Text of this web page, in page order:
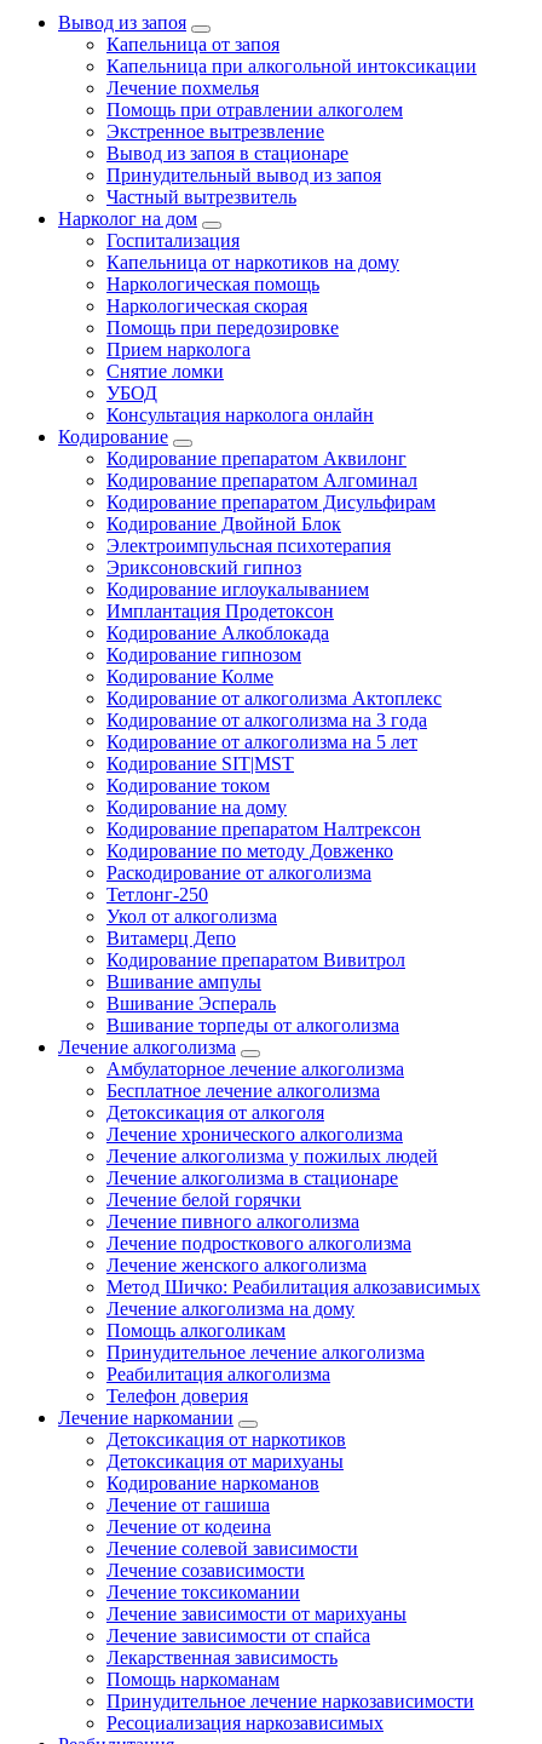
Вывод из запоя
Капельница от запоя
Капельница при алкогольной интоксикации
Лечение похмелья
Помощь при отравлении алкоголем
Экстренное вытрезвление
Вывод из запоя в стационаре
Принудительный вывод из запоя
Частный вытрезвитель
Нарколог на дом
Госпитализация
Капельница от наркотиков на дому
Наркологическая помощь
Наркологическая скорая
Помощь при передозировке
Прием нарколога
Снятие ломки
УБОД
Консультация нарколога онлайн
Кодирование
Кодирование препаратом Аквилонг
Кодирование препаратом Алгоминал
Кодирование препаратом Дисульфирам
Кодирование Двойной Блок
Электроимпульсная психотерапия
Эриксоновский гипноз
Кодирование иглоукалыванием
Имплантация Продетоксон
Кодирование Алкоблокада
Кодирование гипнозом
Кодирование Колме
Кодирование от алкоголизма Актоплекс
Кодирование от алкоголизма на 3 года
Кодирование от алкоголизма на 5 лет
Кодирование SIT|MST
Кодирование током
Кодирование на дому
Кодирование препаратом Налтрексон
Кодирование по методу Довженко
Раскодирование от алкоголизма
Тетлонг-250
Укол от алкоголизма
Витамерц Депо
Кодирование препаратом Вивитрол
Вшивание ампулы
Вшивание Эспераль
Вшивание торпеды от алкоголизма
Лечение алкоголизма
Амбулаторное лечение алкоголизма
Бесплатное лечение алкоголизма
Детоксикация от алкоголя
Лечение хронического алкоголизма
Лечение алкоголизма у пожилых людей
Лечение алкоголизма в стационаре
Лечение белой горячки
Лечение пивного алкоголизма
Лечение подросткового алкоголизма
Лечение женского алкоголизма
Метод Шичко: Реабилитация алкозависимых
Лечение алкоголизма на дому
Помощь алкоголикам
Принудительное лечение алкоголизма
Реабилитация алкоголизма
Телефон доверия
Лечение наркомании
Детоксикация от наркотиков
Детоксикация от марихуаны
Кодирование наркоманов
Лечение от гашиша
Лечение от кодеина
Лечение солевой зависимости
Лечение созависимости
Лечение токсикомании
Лечение зависимости от марихуаны
Лечение зависимости от спайса
Лекарственная зависимость
Помощь наркоманам
Принудительное лечение наркозависимости
Ресоциализация наркозависимых